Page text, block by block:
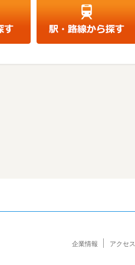
企業情報 アクセス